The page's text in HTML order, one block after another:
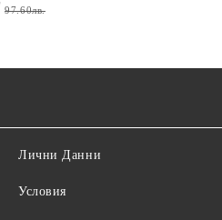
97.60лв.
Лични Данни
Условия